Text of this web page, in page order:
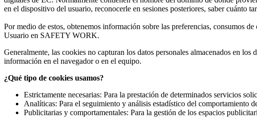
en el dispositivo del usuario, reconocerle en sesiones posteriores, saber cuánto
Por medio de estos, obtenemos información sobre las preferencias, consumos
Usuario en SAFETY WORK.
Generalmente, las cookies no capturan los datos personales almacenados en
información en el navegador o en el equipo.
¿Qué tipo de cookies usamos?
Estrictamente necesarias: Para la prestación de determinados servicios
Analíticas: Para el seguimiento y análisis estadístico del comportamiento
Publicitarias y comportamentales: Para la gestión de los espacios